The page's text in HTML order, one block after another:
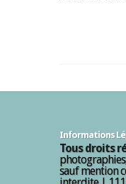
Informations
Tous droits
sauf mention